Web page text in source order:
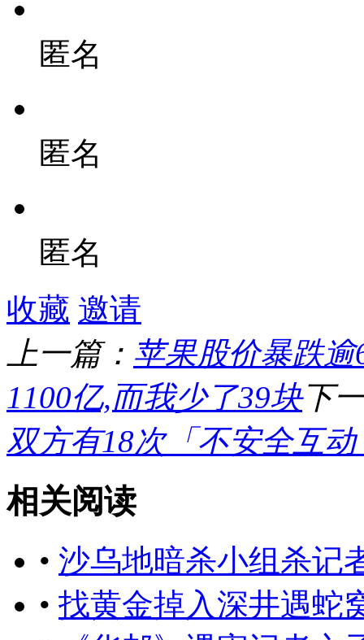
匿名
匿名
匿名
收藏 邀请
上一篇： 苹果股价暴跌
1100亿,而我少了39块下
双方有18次「不安全互动
相关阅读
• 沙乌地暗杀小组杀记
• 找黄金掉入深井遇蛇